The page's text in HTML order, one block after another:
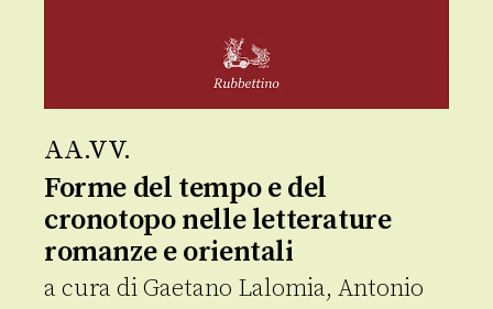
AA.VV.
Forme del tempo e del
cronotopo nelle letterature
romanze e orientali
a cura diGaetano Lalomia, Antonio